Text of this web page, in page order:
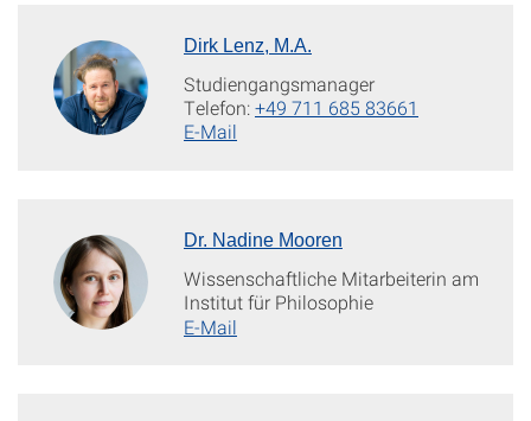
Dirk Lenz, M.A.
Studiengangsmanager
Telefon:+49 711 685 83661
E-Mail
Dr. Nadine Mooren
Wissenschaftliche Mitarbeiterin am
Institut für Philosophie
E-Mail